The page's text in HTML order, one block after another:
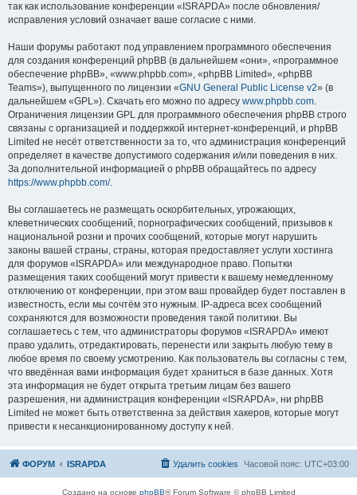
так как использование конференции «ISRAPDA» после обновления/
исправления условий означает ваше согласие с ними.
Наши форумы работают под управлением программного обеспечения
для создания конференций phpBB (в дальнейшем «они», «программное
обеспечение phpBB», «www.phpbb.com», «phpBB Limited», «phpBB
Teams»), выпущенного по лицензии «GNU General Public License v2» (в
дальнейшем «GPL»). Скачать его можно по адресу www.phpbb.com.
Ограничения лицензии GPL для программного обеспечения phpBB строго
связаны с организацией и поддержкой интернет-конференций, и phpBB
Limited не несёт ответственности за то, что администрация конференций
определяет в качестве допустимого содержания и/или поведения в них.
За дополнительной информацией о phpBB обращайтесь по адресу
https://www.phpbb.com/.
Вы соглашаетесь не размещать оскорбительных, угрожающих,
клеветнических сообщений, порнографических сообщений, призывов к
национальной розни и прочих сообщений, которые могут нарушить
законы вашей страны, страны, которая предоставляет услуги хостинга
для форумов «ISRAPDA» или международное право. Попытки
размещения таких сообщений могут привести к вашему немедленному
отключению от конференции, при этом ваш провайдер будет поставлен в
известность, если мы сочтём это нужным. IP-адреса всех сообщений
сохраняются для возможности проведения такой политики. Вы
соглашаетесь с тем, что администраторы форумов «ISRAPDA» имеют
право удалить, отредактировать, перенести или закрыть любую тему в
любое время по своему усмотрению. Как пользователь вы согласны с тем,
что введённая вами информация будет храниться в базе данных. Хотя
эта информация не будет открыта третьим лицам без вашего
разрешения, ни администрация конференции «ISRAPDA», ни phpBB
Limited не может быть ответственна за действия хакеров, которые могут
привести к несанкционированному доступу к ней.
ФОРУМ ISRAPDA Часовой пояс: UTC+03:00
Удалить cookies
Создано на основе phpBB® Forum Software © phpBB Limited